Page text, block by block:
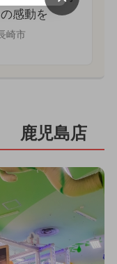
感動を
崎市
鹿児島店